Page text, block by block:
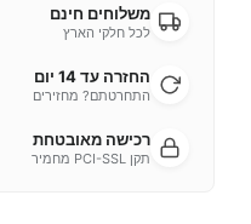
משלוחים חינם
לכל חלקי הארץ
החזרה עד 14 יום
התחרטתם? מחזירים
רכישה מאובטחת
תקן PCI-SSL מחמיר